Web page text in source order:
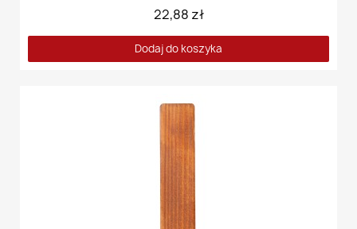
22,88 zł
Dodaj do koszyka